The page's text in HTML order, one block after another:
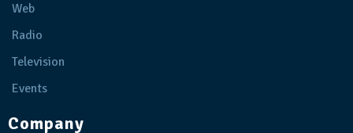
Web
Radio
Television
Events
Company